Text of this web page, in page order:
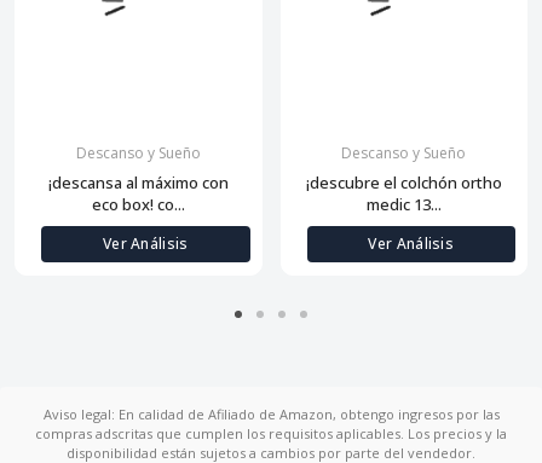
Descanso y Sueño
¡descansa al máximo con
eco box! co...
Ver Análisis
Descanso y Sueño
¡descubre el colchón ortho
medic 13...
Ver Análisis
Aviso legal: En calidad de Afiliado de Amazon, obtengo ingresos por las
compras adscritas que cumplen los requisitos aplicables. Los precios y la
disponibilidad están sujetos a cambios por parte del vendedor.